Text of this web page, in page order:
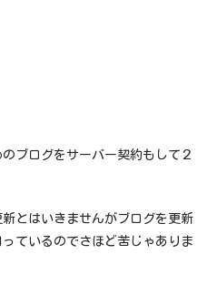
ブログをサーバー契約もして２
とはいきませんがブログを更新
ているのでさほど苦じゃありま